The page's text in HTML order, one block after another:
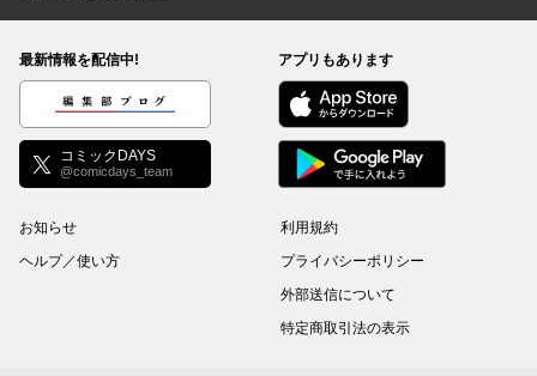
最新情報を配信中!
編集部ブログ
コミックDAYS
@comicdays_team
アプリもあります
お知らせ
ヘルプ／使い方
利用規約
プライバシーポリシー
外部送信について
特定商取引法の表示